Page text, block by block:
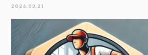
2026.03.21